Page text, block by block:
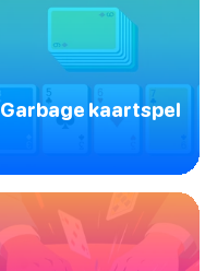
Garbage kaartspel